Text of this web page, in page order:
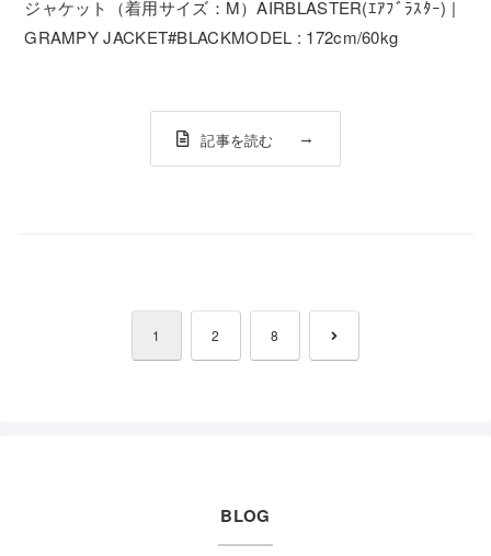
ジャケット（着用サイズ：M）AIRBLASTER(ｴｱﾌﾞﾗｽﾀｰ) |
GRAMPY JACKET#BLACKMODEL : 172cm/60kg
記事を読む
1 2 8 次
BLOG